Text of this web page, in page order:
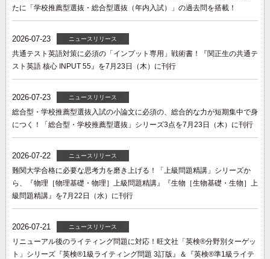
たに「学校推薦型選抜・総合型選抜（年内入試）」の過去問を搭載！
2026-07-23 ニュースリリース
共通テスト英語対策に必須の「インプット専用」戦術書！『関正生の共通テ
スト英語 核心 INPUT 55』を7月23日（木）に刊行
2026-07-23 ニュースリリース
総合型・学校推薦型選抜入試の小論文に必須の、総合的な力が短期集中で身
につく！「総合型・学校推薦型選抜」シリーズ3点を7月23日（木）に刊行
2026-07-22 ニュースリリース
難関大学合格に必要な思考力を磨き上げる！「上級問題精講」シリーズか
ら、『物理［物理基礎・物理］上級問題精講』『生物［生物基礎・生物］上
級問題精講』を7月22日（水）に刊行
2026-07-21 ニュースリリース
リニューアル後のライティング問題に対応！旺文社「英検®分野別ターゲッ
ト」シリーズ『英検®1級ライティング問題 3訂版』＆『英検®準1級ライテ